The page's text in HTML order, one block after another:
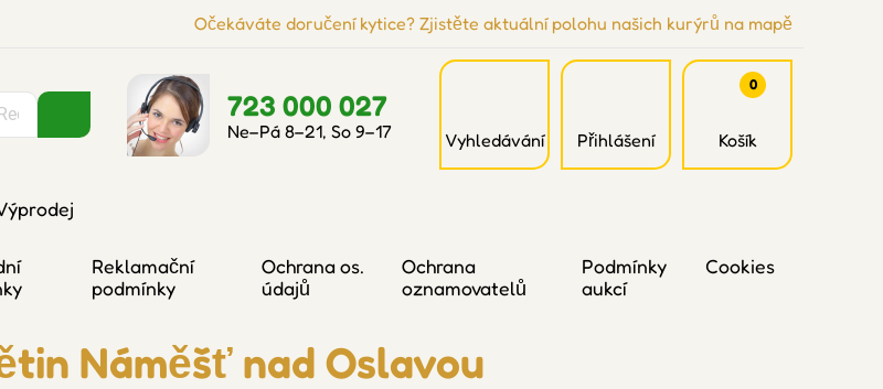
Očekáváte doručení kytice? Zjistěte aktuální polohu našich kurýrů na mapě
723 000 027
Ne–Pá 8–21, So 9–17 Vyhledávání Přihlášení
0
Košík
Reklamační
podmínky
Ochrana os.
údajů
Ochrana
oznamovatelů
Podmínky
aukcí
Cookies
Náměšť nad Oslavou